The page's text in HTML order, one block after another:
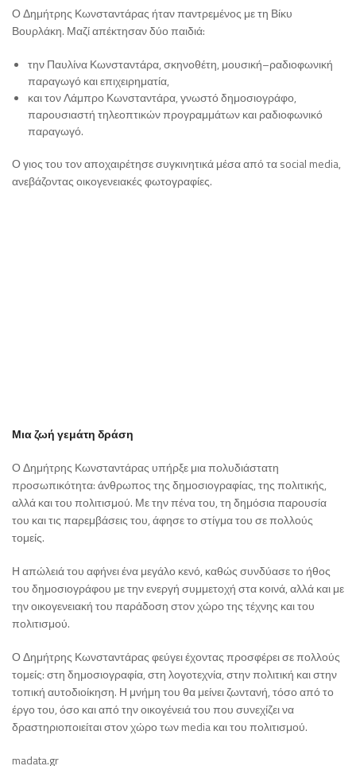
Ο Δημήτρης Κωνσταντάρας ήταν παντρεμένος με τη Βίκυ
Βουρλάκη. Μαζί απέκτησαν δύο παιδιά:
την Παυλίνα Κωνσταντάρα, σκηνοθέτη, μουσική–ραδιοφωνική
παραγωγό και επιχειρηματία,
και τον Λάμπρο Κωνσταντάρα, γνωστό δημοσιογράφο,
παρουσιαστή τηλεοπτικών προγραμμάτων και ραδιοφωνικό
παραγωγό.
Ο γιος του τον αποχαιρέτησε συγκινητικά μέσα από τα social media,
ανεβάζοντας οικογενειακές φωτογραφίες.
Μια ζωή γεμάτη δράση
Ο Δημήτρης Κωνσταντάρας υπήρξε μια πολυδιάστατη
προσωπικότητα: άνθρωπος της δημοσιογραφίας, της πολιτικής,
αλλά και του πολιτισμού. Με την πένα του, τη δημόσια παρουσία
του και τις παρεμβάσεις του, άφησε το στίγμα του σε πολλούς
τομείς.
Η απώλειά του αφήνει ένα μεγάλο κενό, καθώς συνδύασε το ήθος
του δημοσιογράφου με την ενεργή συμμετοχή στα κοινά, αλλά και με
την οικογενειακή του παράδοση στον χώρο της τέχνης και του
πολιτισμού.
Ο Δημήτρης Κωνσταντάρας φεύγει έχοντας προσφέρει σε πολλούς
τομείς: στη δημοσιογραφία, στη λογοτεχνία, στην πολιτική και στην
τοπική αυτοδιοίκηση. Η μνήμη του θα μείνει ζωντανή, τόσο από το
έργο του, όσο και από την οικογένειά του που συνεχίζει να
δραστηριοποιείται στον χώρο των media και του πολιτισμού.
madata.gr